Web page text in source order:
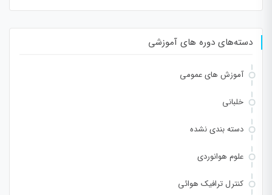
دسته‌های دوره های آموزشی
آموزش های عمومی
خلبانی
دسته بندی نشده
علوم هوانوردی
کنترل ترافیک هوائی